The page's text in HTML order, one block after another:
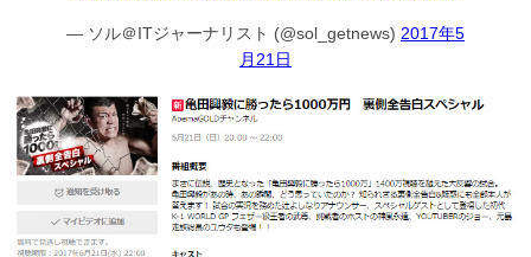
— ソル＠ITジャーナリスト (@sol_getnews) 2017年5
月21日